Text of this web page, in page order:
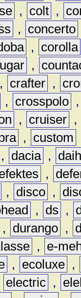
, colt ,
, concerto
,
corolla
,
, crafter ,
, crosspolo
, cruiser ,
, custom
, dacia ,
,
, disco ,
, ds ,
, durango ,
,
e-
, ecoluxe ,
electric ,